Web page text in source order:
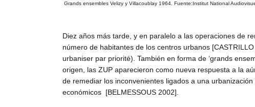
Grands ensembles Velizy y Villacoublay 1964. Fuente:Institut National
Diez años más tarde, y en paralelo a las operaciones de
número de habitantes de los centros urbanos
urbaniser par priorité). También en forma de ‘grands
origen, las ZUP aparecieron como nueva respuesta a la
de remediar los inconvenientes ligados a una
económicos [BELMESSOUS 2002].